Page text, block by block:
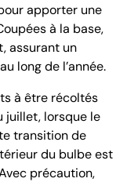
apporter une
à la base,
assurant un
long de l’année.
à être récoltés
juillet, lorsque le
transition de
du bulbe est
précaution,